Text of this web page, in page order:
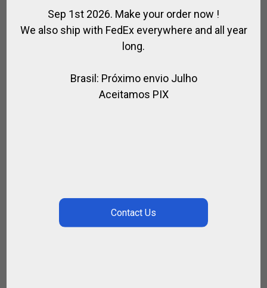
ABIERTO DE PALERMO Y SEMANA DE
ENTRENAMIENTO DE POLO
Sep 1st 2026. Make your order now !
We also ship with FedEx everywhere and all year
long.
Brasil: Próximo envio Julho
Aceitamos PIX